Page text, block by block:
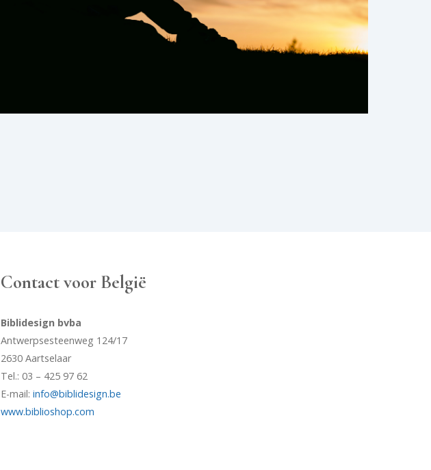
Contact voor België
Biblidesign bvba
Antwerpsesteenweg 124/17
2630 Aartselaar
Tel.: 03 – 425 97 62
E-mail: info@biblidesign.be
www.biblioshop.com